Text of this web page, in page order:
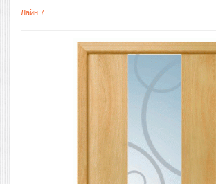
Лайн 7